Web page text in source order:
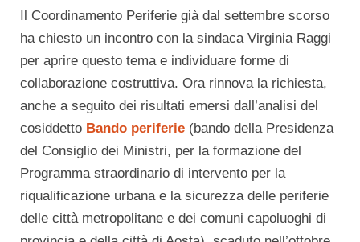
Il Coordinamento Periferie già dal settembre scorso
ha chiesto un incontro con la sindaca Virginia Raggi
per aprire questo tema e individuare forme di
collaborazione costruttiva. Ora rinnova la richiesta,
anche a seguito dei risultati emersi dall’analisi del
cosiddetto Bando periferie (bando della Presidenza
del Consiglio dei Ministri, per la formazione del
Programma straordinario di intervento per la
riqualificazione urbana e la sicurezza delle periferie
delle città metropolitane e dei comuni capoluoghi di